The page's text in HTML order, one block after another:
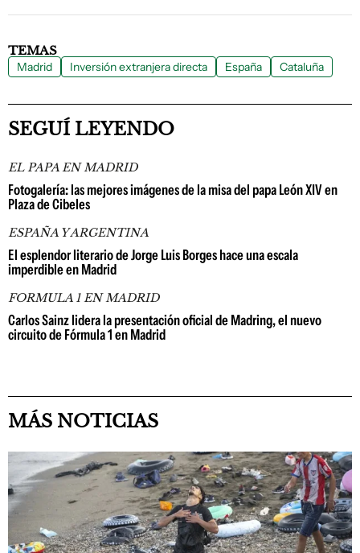
TEMAS
Madrid Inversión extranjera directa España Cataluña
SEGUÍ LEYENDO
EL PAPA EN MADRID
Fotogalería: las mejores imágenes de la misa del papa León XIV en
Plaza de Cibeles
ESPAÑA Y ARGENTINA
El esplendor literario de Jorge Luis Borges hace una escala
imperdible en Madrid
FORMULA 1 EN MADRID
Carlos Sainz lidera la presentación oficial de Madring, el nuevo
circuito de Fórmula 1 en Madrid
MÁS NOTICIAS